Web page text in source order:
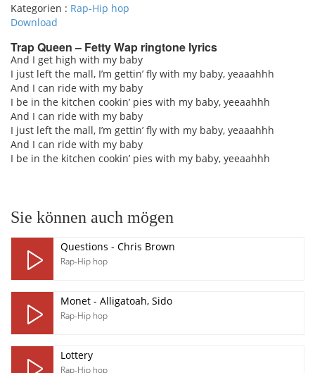
pause
Kategorien : Rap-Hip hop
Download
Trap Queen – Fetty Wap ringtone lyrics
And I get high with my baby
I just left the mall, I’m gettin’ fly with my baby, yeaaahhh
And I can ride with my baby
I be in the kitchen cookin’ pies with my baby, yeeaahhh
And I can ride with my baby
I just left the mall, I’m gettin’ fly with my baby, yeaaahhh
And I can ride with my baby
I be in the kitchen cookin’ pies with my baby, yeeaahhh
Sie können auch mögen
Questions - Chris Brown
Rap-Hip hop
Monet - Alligatoah, Sido
Rap-Hip hop
Lottery
Rap-Hip hop